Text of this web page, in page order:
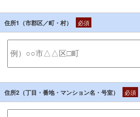
住所1（市郡区／町・村） 必須
住所2（丁目・番地・マンション名・号室） 必須